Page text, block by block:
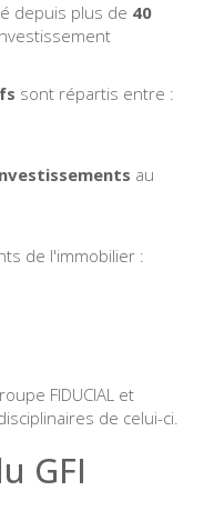
depuis plus de 40
sont répartis entre :
au
de l'immobilier :
FIDUCIAL et
de celui-ci.
GFI